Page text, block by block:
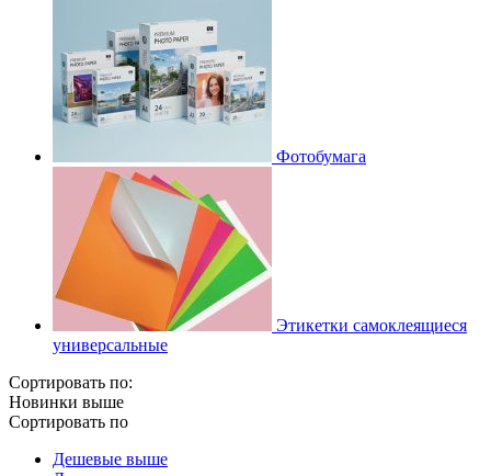
Фотобумага
Этикетки самоклеящиеся
универсальные
Сортировать по:
Новинки выше
Сортировать по
Дешевые выше